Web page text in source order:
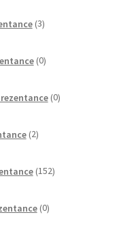
3izdelki
0izdelkov
0izdelkov
2izdelka
152izdelkov
0izdelkov